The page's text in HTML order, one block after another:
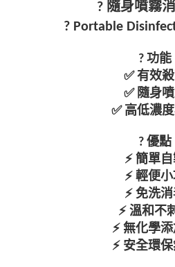
? 隨身噴霧
? Portable
? 功能
✅ 有效
✅ 隨身
✅ 高低濃
? 優點
⚡ 簡單
⚡ 輕便
⚡ 免洗
⚡ 溫和不
⚡ 無化學
⚡ 安全環